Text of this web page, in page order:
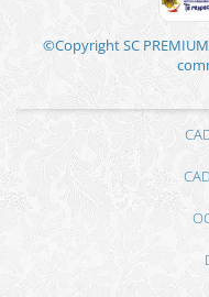
©Copyright SC PREMIUM